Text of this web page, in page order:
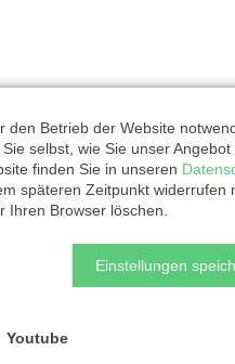
von Westfalen
Betrieb der Website
selbst, wie Sie unser Angebot
finden Sie in unseren
späteren Zeitpunkt widerrufen
Browser löschen.
Einstellungen
Youtube